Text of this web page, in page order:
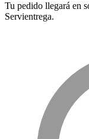
Tu pedido llegará en
Servientrega.